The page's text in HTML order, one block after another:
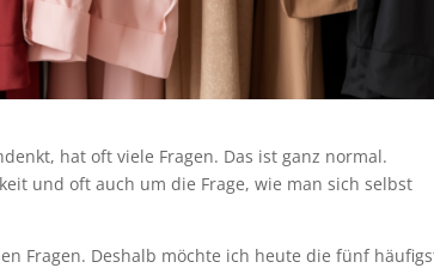
hat oft viele Fragen. Das ist ganz normal.
und oft auch um die Frage, wie man sich selbst
Fragen. Deshalb möchte ich heute die fünf